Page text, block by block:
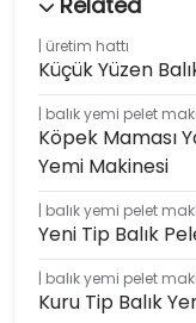
üretim hattı
Küçük Yüzen
balık yemi pelet
Köpek Maması
Yemi Makinesi
balık yemi pelet
Yeni Tip Balık
balık yemi pelet
Kuru Tip Balık